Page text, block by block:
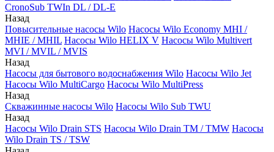
CronoSub TWIn DL / DL-E
Назад
Повысительные насосы Wilo Насосы Wilo Economy MHI /
MHIE / MHIL Насосы Wilo HELIX V Насосы Wilo Multivert
MVI / MVIL / MVIS
Назад
Насосы для бытового водоснабжения Wilo Насосы Wilo Jet
Насосы Wilo MultiCargo Насосы Wilo MultiPress
Назад
Скважинные насосы Wilo Насосы Wilo Sub TWU
Назад
Насосы Wilo Drain STS Насосы Wilo Drain TM / TMW Насосы
Wilo Drain TS / TSW